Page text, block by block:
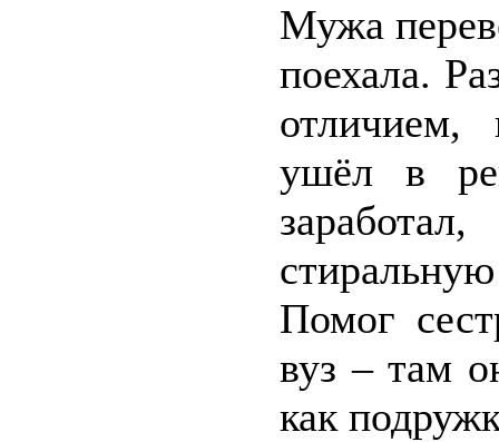
Мужа
поехала.
отличием,
ушёл в
Помог
вуз – там
как